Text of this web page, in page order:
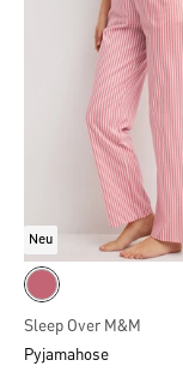
Neu
Sleep Over M&M
Pyjamahose